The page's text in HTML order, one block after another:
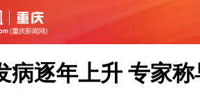
病逐年上升 专家